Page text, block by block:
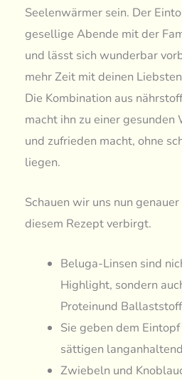
Seelenwärmer sein. Der
gesellige Abende mit der
und lässt sich wunderbar
mehr Zeit mit deinen
Die Kombination aus
macht ihn zu einer
und zufrieden macht, ohne
liegen.
Schauen wir uns nun
diesem Rezept verbirgt.
Beluga-Linsen sind
Highlight, sondern
Proteinund
Sie geben dem
sättigen langanhaltend
Zwiebeln und